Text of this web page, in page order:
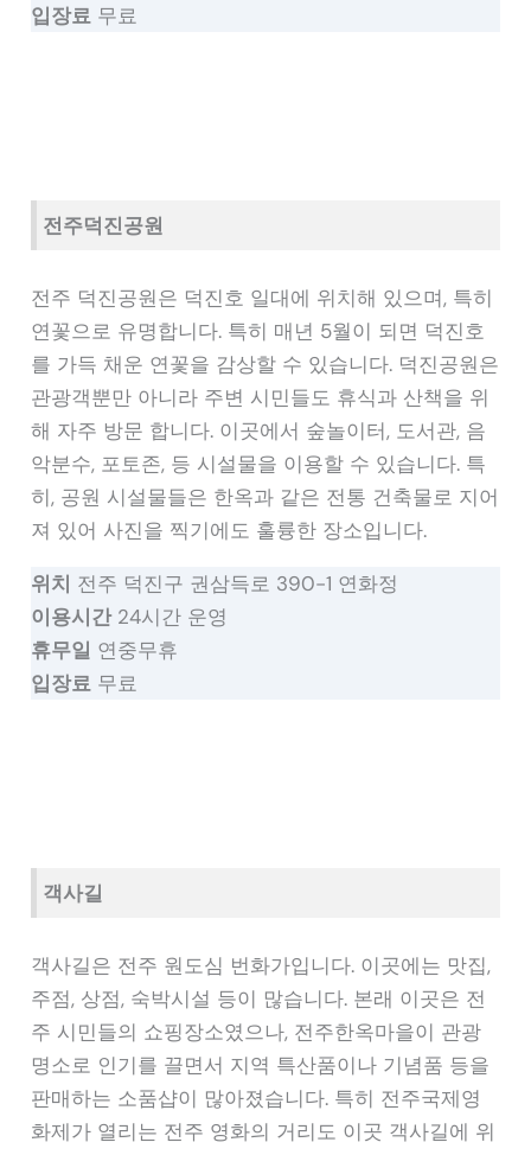
입장료 무료
전주덕진공원
전주 덕진공원은 덕진호 일대에 위치해 있으며, 특히
연꽃으로 유명합니다. 특히 매년 5월이 되면 덕진호
를 가득 채운 연꽃을 감상할 수 있습니다. 덕진공원은
관광객뿐만 아니라 주변 시민들도 휴식과 산책을 위
해 자주 방문 합니다. 이곳에서 숲놀이터, 도서관, 음
악분수, 포토존, 등 시설물을 이용할 수 있습니다. 특
히, 공원 시설물들은 한옥과 같은 전통 건축물로 지어
져 있어 사진을 찍기에도 훌륭한 장소입니다.
위치 전주 덕진구 권삼득로 390-1 연화정
이용시간24시간 운영
휴무일 연중무휴
입장료 무료
객사길
객사길은 전주 원도심 번화가입니다. 이곳에는 맛집,
주점, 상점, 숙박시설 등이 많습니다. 본래 이곳은 전
주 시민들의 쇼핑장소였으나, 전주한옥마을이 관광
명소로 인기를 끌면서 지역 특산품이나 기념품 등을
판매하는 소품샵이 많아졌습니다. 특히 전주국제영
화제가 열리는 전주 영화의 거리도 이곳 객사길에 위